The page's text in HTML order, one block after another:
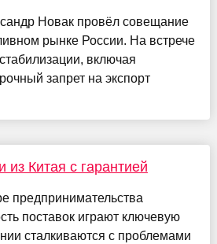
Новак провёл совещание
рынке России. На встрече
включая
запрет на экспорт
из Китая с гарантией
предпринимательства
поставок играют ключевую
сталкиваются с проблемами